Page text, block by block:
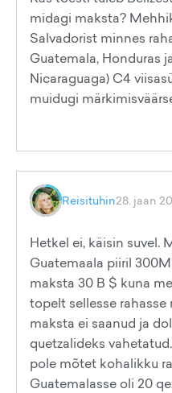
midagi maksta?
Salvadorist minnes
Guatemala, Honduras
Nicaraguaga) C4
muidugi
Reisituhin28. jaan
Hetkel ei, käisin suvel.
Guatemaala piiril
maksta 30 B $ kuna
topelt sellesse rahasse
maksta ei saanud ja
quetzalideks
pole mõtet kohalikku
Guatemalasse oli 20